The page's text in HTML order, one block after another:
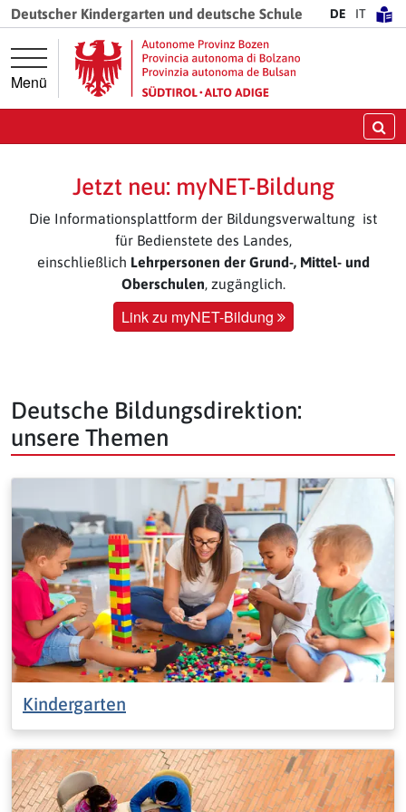
Springe direkt zur Hauptnavigation
Springe direkt zum Inhalt
Deutscher Kindergarten und deutsche Schule DE IT
Menü
Jetzt neu: myNET-Bildung
Die Informationsplattform der Bildungsverwaltung ist
für Bedienstete des Landes,
einschließlich Lehrpersonen der Grund-, Mittel- und
Oberschulen, zugänglich.
Link zu myNET-Bildung
Deutsche Bildungsdirektion:
unsere Themen
Kindergarten